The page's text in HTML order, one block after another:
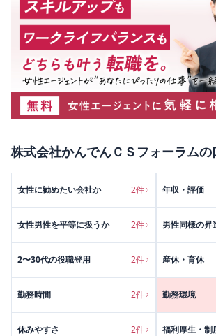
株式会社かんでんＣＳフォーラムの
女性に勧めたい会社か 2件 年収・評価
女性男性を平等に扱うか 2件 男性同様の昇
2〜30代の役職登用 2件 産休・育休
勤務時間 2件 勤務環境
休みやすさ 2件 福利厚生・制